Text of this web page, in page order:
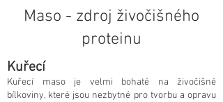
Maso - zdroj živočišného
proteinu
Kuřecí
Kuřecí maso je velmi bohaté na živočišné
bílkoviny, které jsou nezbytné pro tvorbu a opravu